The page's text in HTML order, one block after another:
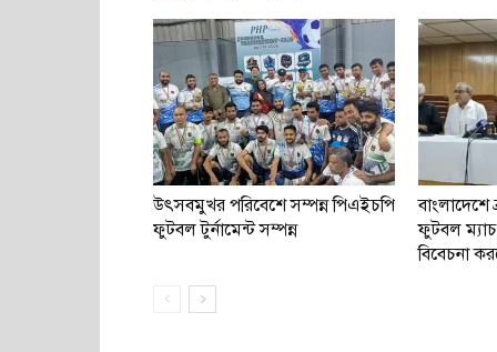
উৎসবমুখর পরিবেশে সম্পন্ন পিএইচপি
ফুটবল টুর্নামেন্ট সম্পন্ন
বাংলাদেশে
ফুটবল
বিবেচনা